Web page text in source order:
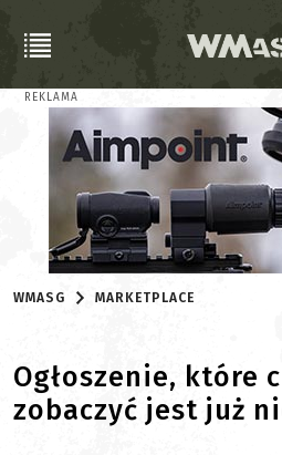
REKLAMA
WMASG MARKETPLACE
Ogłoszenie, które
zobaczyć jest już